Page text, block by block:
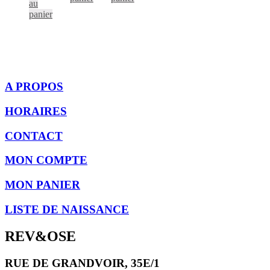
au
panier
A PROPOS
HORAIRES
CONTACT
MON COMPTE
MON PANIER
LISTE DE NAISSANCE
REV&OSE
RUE DE GRANDVOIR, 35E/1